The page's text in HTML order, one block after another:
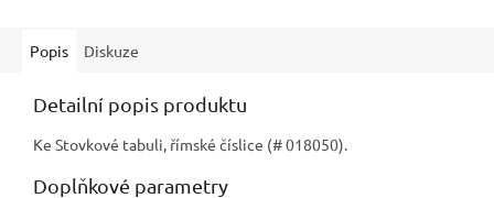
Popis Diskuze
Detailní popis produktu
Ke Stovkové tabuli, římské číslice (# 018050).
Doplňkové parametry